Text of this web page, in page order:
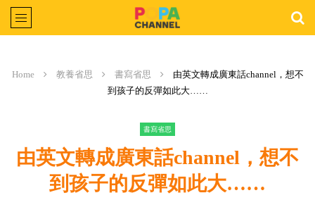
Home 教養省思 書寫省思
由英文轉成廣東話channel，想不
到孩子的反彈如此大……
書寫省思
由英文轉成廣東話channel，想不
到孩子的反彈如此大……